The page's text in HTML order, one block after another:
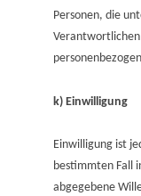
Personen, die
k) Einwilligung
Einwilligung ist
bestimmten Fall
abgegebene